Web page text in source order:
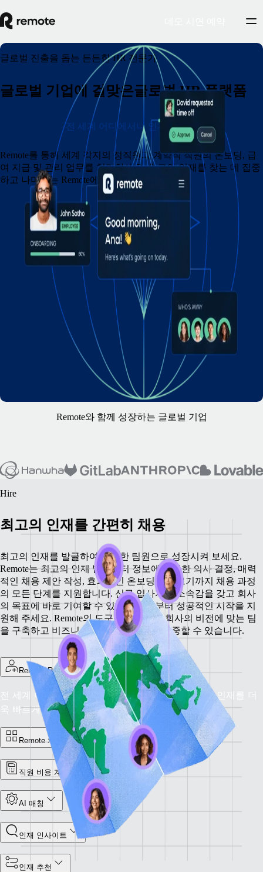
글로벌 진출을 돕는 든든한 HR 전문가
글로벌 기업에 걸맞은글로벌 HR 플랫폼
Remote를 통해 세계 각지의 정직원과 계약직 직원의 온보딩, 급
여 지급 및 관리 업무를 처리하세요. 최고의 인재를 찾는 데 집중
하고 나머지는 Remote에 맡겨주세요.
전 세계 어디에서나 인재 채용
Remote와 함께 성장하는 글로벌 기업
Hire
최고의 인재를 간편히 채용
최고의 인재를 발굴하여 훌륭한 팀원으로 성장시켜 보세요.
Remote는 최고의 인재 발굴부터 정보에 기반한 의사 결정, 매력
적인 채용 제안 작성, 효과적인 온보딩에 이르기까지 채용 과정
의 모든 단계를 지원합니다. 신규 입사자가 소속감을 갖고 회사
의 목표에 바로 기여할 수 있도록 첫날부터 성공적인 시작을 지
원해 주세요. Remote의 도구를 사용하면 회사의 비전에 맞는 팀
을 구축하고 비즈니스를 성장시키는 데 집중할 수 있습니다.
Remote Recruit
전 세계 어디서나 최고의 인재 채용: 직무에 딱 맞는 인재를 더
욱 빠르게 찾아보세요.
Remote 채용 공고
직원 비용 계산기
AI 매칭
인재 인사이트
인재 추천